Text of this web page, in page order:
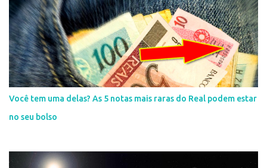
Você tem uma delas? As 5 notas mais raras do Real podem estar
no seu bolso